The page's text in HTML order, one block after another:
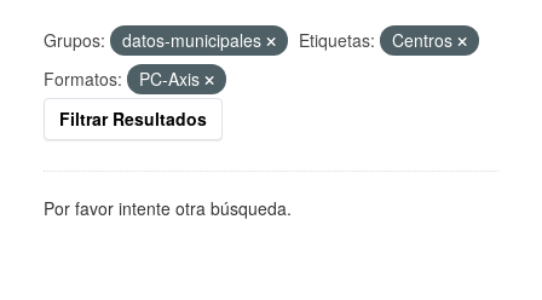
Grupos: datos-municipales Etiquetas:
Centros
Formatos:
PC-Axis
Filtrar Resultados
Por favor intente otra búsqueda.